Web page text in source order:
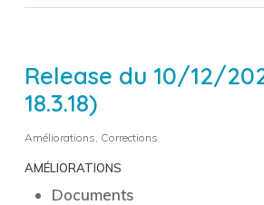
Release du 10/12/
18.3.18)
Améliorations, Corrections
AMÉLIORATIONS
Documents